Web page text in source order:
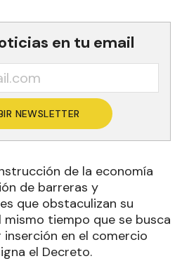
en tu email
NEWSLETTER
de la economía
de barreras y
que obstaculizan su
mismo tiempo que se busca
en el comercio
el Decreto.